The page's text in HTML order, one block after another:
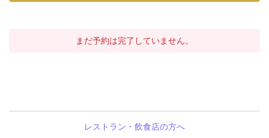
まだ予約は完了していません。
レストラン・飲食店の方へ